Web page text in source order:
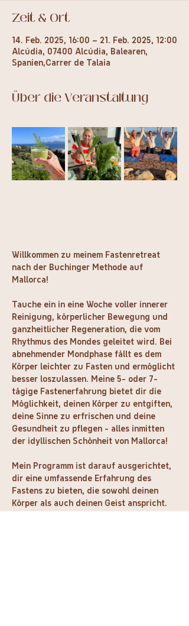
Zeit & Ort
14. Feb. 2025, 16:00 – 21. Feb. 2025, 12:00
Alcúdia, 07400 Alcúdia, Balearen,
Spanien,Carrer de Talaia
Über die Veranstaltung
Willkommen zu meinem Fastenretreat
nach der Buchinger Methode auf
Mallorca!
Tauche ein in eine Woche voller innerer
Reinigung, körperlicher Bewegung und
ganzheitlicher Regeneration, die vom
Rhythmus des Mondes geleitet wird. Bei
abnehmender Mondphase fällt es dem
Körper leichter zu Fasten und ermöglicht
besser loszulassen. Meine 5- oder 7-
tägige Fastenerfahrung bietet dir die
Möglichkeit, deinen Körper zu entgiften,
deine Sinne zu erfrischen und deine
Gesundheit zu pflegen - alles inmitten
der idyllischen Schönheit von Mallorca!
Mein Programm ist darauf ausgerichtet,
dir eine umfassende Erfahrung des
Fastens zu bieten, die sowohl deinen
Körper als auch deinen Geist anspricht.